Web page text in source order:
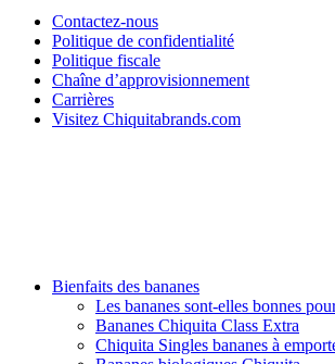
Contactez-nous
Politique de confidentialité
Politique fiscale
Chaîne d’approvisionnement
Carrières
Visitez Chiquitabrands.com
Bienfaits des bananes
Les bananes sont-elles bonnes
Bananes Chiquita Class Extra
Chiquita Singles bananes à